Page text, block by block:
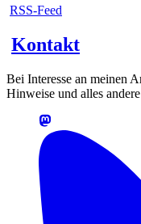
RSS-Feed
Kontakt
Bei Interesse an meinen
Hinweise und alles